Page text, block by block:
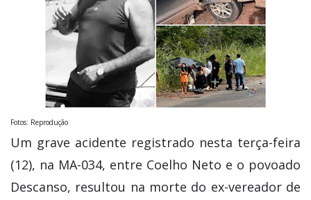
Fotos: Reprodução
Um grave acidente registrado nesta terça-feira
(12), na MA-034, entre Coelho Neto e o povoado
Descanso, resultou na morte do ex-vereador de